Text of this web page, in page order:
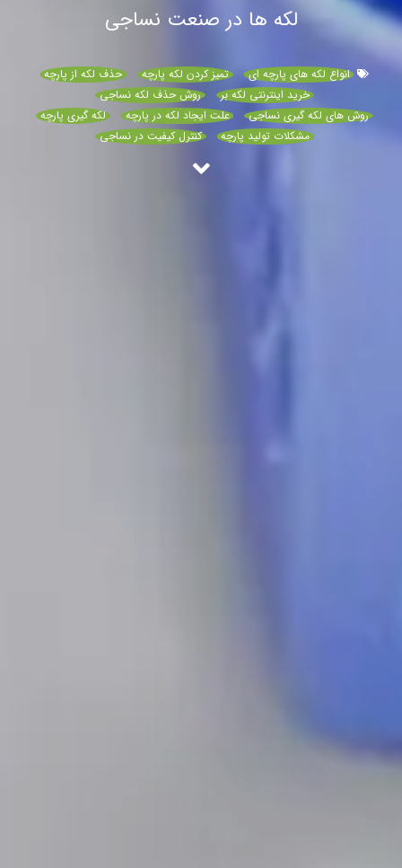
لکه ها در صنعت نساجی
انواع لکه های پارچه ای تمیز کردن لکه پارچه
حذف لکه از پارچه
خرید اینترنتی لکه بر
روش حذف لکه نساجی
روش های لکه گیری نساجی
علت ایجاد لکه در پارچه
لکه گیری پارچه
مشکلات تولید پارچه
کنترل کیفیت در نساجی